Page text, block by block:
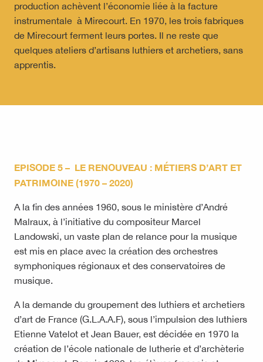
production achèvent l’économie liée à la facture
instrumentale à Mirecourt. En 1970, les trois fabriques
de Mirecourt ferment leurs portes. Il ne reste que
quelques ateliers d’artisans luthiers et archetiers, sans
apprentis.
EPISODE 5 – LE RENOUVEAU : MÉTIERS D’ART ET
PATRIMOINE (1970 – 2020)
A la fin des années 1960, sous le ministère d’André
Malraux, à l’initiative du compositeur Marcel
Landowski, un vaste plan de relance pour la musique
est mis en place avec la création des orchestres
symphoniques régionaux et des conservatoires de
musique.
A la demande du groupement des luthiers et archetiers
d’art de France (G.L.A.A.F), sous l’impulsion des luthiers
Etienne Vatelot et Jean Bauer, est décidée en 1970 la
création de l’école nationale de lutherie et d’archèterie